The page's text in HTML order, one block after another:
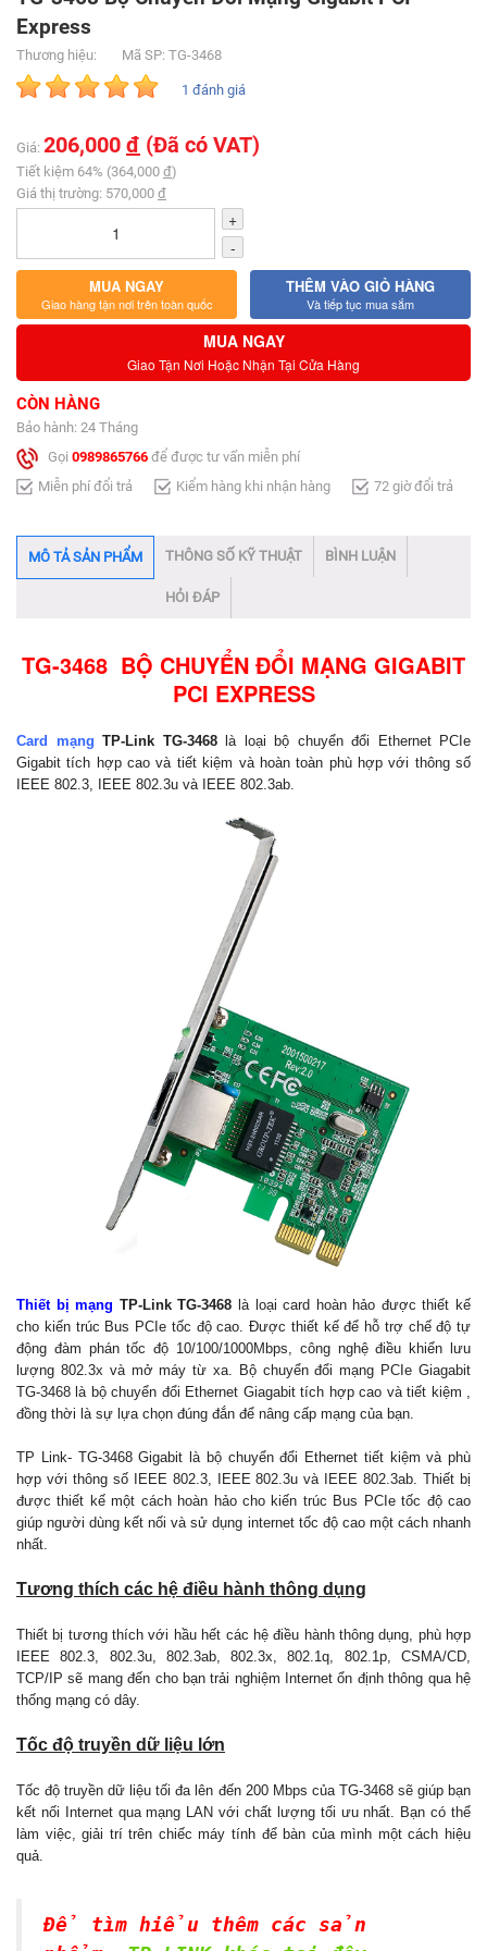
Express
Thương hiệu: Mã SP: TG-3468
1 đánh giá
Giá: 206,000 đ (Đã có VAT)
Tiết kiệm 64% (364,000 đ)
Giá thị trường: 570,000 đ
+
-
MUA NGAY
Giao hàng tận nơi trên toàn quốc
THÊM VÀO GIỎ HÀNG
Và tiếp tục mua sắm
MUA NGAY
Giao Tận Nơi Hoặc Nhận Tại Cửa Hàng
CÒN HÀNG
Bảo hành: 24 Tháng
Gọi 0989865766 để được tư vấn miễn phí
Miễn phí đổi trả
Kiểm hàng khi nhận hàng 72 giờ đổi trả
MÔ TẢ SẢN PHẨM THÔNG SỐ KỸ THUẬT BÌNH LUẬN
HỎI ĐÁP
TG-3468 BỘ CHUYỂN ĐỔI MẠNG GIGABIT
PCI EXPRESS
Card mạng TP-Link TG-3468là loại bộ chuyển đổi Ethernet PCIe
Gigabit tích hợp cao và tiết kiệm và hoàn toàn phù hợp với thông số
IEEE 802.3, IEEE 802.3u và IEEE 802.3ab.
Thiết bị mạng TP-Link TG-3468 là loại card hoàn hảo được thiết kế
cho kiến trúc Bus PCIe tốc độ cao. Được thiết kế để hỗ trợ chế độ tự
động đàm phán tốc độ 10/100/1000Mbps, công nghệ điều khiển lưu
lượng 802.3x và mở máy từ xa. Bộ chuyển đổi mạng PCIe Giagabit
TG-3468 là bộ chuyển đổi Ethernet Giagabit tích hợp cao và tiết kiệm ,
đồng thời là sự lựa chọn đúng đắn để nâng cấp mạng của bạn.
TP Link- TG-3468 Gigabit là bộ chuyển đổi Ethernet tiết kiệm và phù
hợp với thông số IEEE 802.3, IEEE 802.3u và IEEE 802.3ab. Thiết bị
được thiết kế một cách hoàn hảo cho kiến trúc Bus PCIe tốc độ cao
giúp người dùng kết nối và sử dụng internet tốc độ cao một cách nhanh
nhất.
Tương thích các hệ điều hành thông dụng
Thiết bị tương thích với hầu hết các hệ điều hành thông dụng, phù hợp
IEEE 802.3, 802.3u, 802.3ab, 802.3x, 802.1q, 802.1p, CSMA/CD,
TCP/IP sẽ mang đến cho bạn trải nghiệm Internet ổn định thông qua hệ
thống mạng có dây.
Tốc độ truyền dữ liệu lớn
Tốc độ truyền dữ liệu tối đa lên đến 200 Mbps của TG-3468 sẽ giúp bạn
kết nối Internet qua mạng LAN với chất lượng tối ưu nhất. Bạn có thể
làm việc, giải trí trên chiếc máy tính để bàn của mình một cách hiệu
quả.
Để tìm hiểu thêm các sản